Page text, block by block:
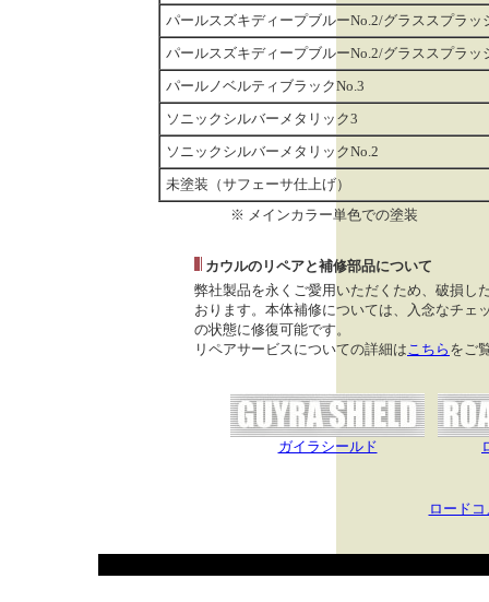
パールスズキディープブルーNo.2/グラススプラ
パールスズキディープブルーNo.2/グラススプラ
パールノベルティブラックNo.3
ソニックシルバーメタリック3
ソニックシルバーメタリックNo.2
未塗装（サフェーサ仕上げ）
※ メインカラー単色での塗装
カウルのリペアと補修部品について
弊社製品を永くご愛用いただくため、破損し
おります。本体補修については、入念なチェ
の状態に修復可能です。
リペアサービスについての詳細はこちら をご
ガイラシールド
ロード